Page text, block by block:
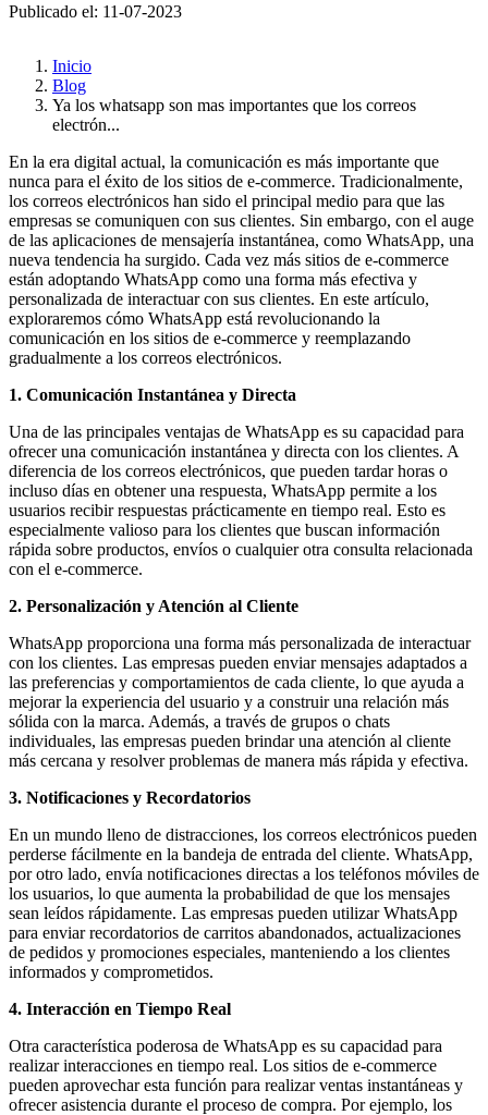
Publicado el: 11-07-2023
Inicio
Blog
Ya los whatsapp son mas importantes que los correos
electrón...
En la era digital actual, la comunicación es más importante que
nunca para el éxito de los sitios de e-commerce. Tradicionalmente,
los correos electrónicos han sido el principal medio para que las
empresas se comuniquen con sus clientes. Sin embargo, con el auge
de las aplicaciones de mensajería instantánea, como WhatsApp, una
nueva tendencia ha surgido. Cada vez más sitios de e-commerce
están adoptando WhatsApp como una forma más efectiva y
personalizada de interactuar con sus clientes. En este artículo,
exploraremos cómo WhatsApp está revolucionando la
comunicación en los sitios de e-commerce y reemplazando
gradualmente a los correos electrónicos.
1. Comunicación Instantánea y Directa
Una de las principales ventajas de WhatsApp es su capacidad para
ofrecer una comunicación instantánea y directa con los clientes. A
diferencia de los correos electrónicos, que pueden tardar horas o
incluso días en obtener una respuesta, WhatsApp permite a los
usuarios recibir respuestas prácticamente en tiempo real. Esto es
especialmente valioso para los clientes que buscan información
rápida sobre productos, envíos o cualquier otra consulta relacionada
con el e-commerce.
2. Personalización y Atención al Cliente
WhatsApp proporciona una forma más personalizada de interactuar
con los clientes. Las empresas pueden enviar mensajes adaptados a
las preferencias y comportamientos de cada cliente, lo que ayuda a
mejorar la experiencia del usuario y a construir una relación más
sólida con la marca. Además, a través de grupos o chats
individuales, las empresas pueden brindar una atención al cliente
más cercana y resolver problemas de manera más rápida y efectiva.
3. Notificaciones y Recordatorios
En un mundo lleno de distracciones, los correos electrónicos pueden
perderse fácilmente en la bandeja de entrada del cliente. WhatsApp,
por otro lado, envía notificaciones directas a los teléfonos móviles de
los usuarios, lo que aumenta la probabilidad de que los mensajes
sean leídos rápidamente. Las empresas pueden utilizar WhatsApp
para enviar recordatorios de carritos abandonados, actualizaciones
de pedidos y promociones especiales, manteniendo a los clientes
informados y comprometidos.
4. Interacción en Tiempo Real
Otra característica poderosa de WhatsApp es su capacidad para
realizar interacciones en tiempo real. Los sitios de e-commerce
pueden aprovechar esta función para realizar ventas instantáneas y
ofrecer asistencia durante el proceso de compra. Por ejemplo, los